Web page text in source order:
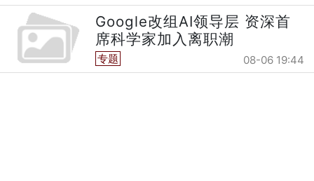
Google改组AI领导层 资深首
席科学家加入离职潮
专题 08-06 19:44